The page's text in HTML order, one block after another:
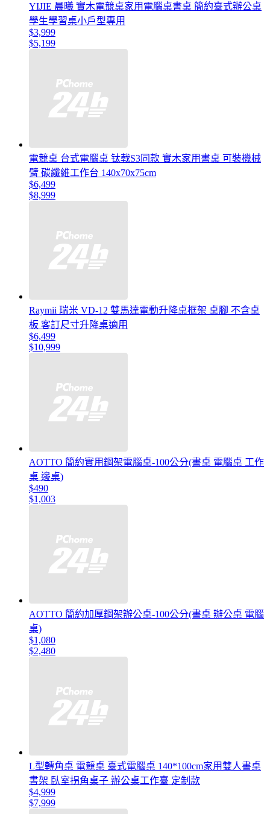
YIJIE 晨曦 實木電競桌家用電腦桌書桌 簡約臺式辦公桌
學生學習桌小戶型專用
$3,999
$5,199
電競桌 台式電腦桌 钛戟S3同款 實木家用書桌 可裝機械
臂 碳纖維工作台 140x70x75cm
$6,499
$8,999
Raymii 瑞米 VD-12 雙馬達電動升降桌框架 桌腳 不含桌
板 客訂尺寸升降桌適用
$6,499
$10,999
AOTTO 簡約實用鋼架電腦桌-100公分(書桌 電腦桌 工作
桌 邊桌)
$490
$1,003
AOTTO 簡約加厚鋼架辦公桌-100公分(書桌 辦公桌 電腦
桌)
$1,080
$2,480
L型轉角桌 電競桌 臺式電腦桌 140*100cm家用雙人書桌
書架 臥室拐角桌子 辦公桌工作臺 定制款
$4,999
$7,999